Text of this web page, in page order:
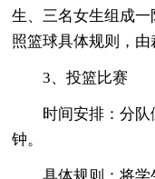
生、三名女生组成
照篮球具体规则，由
3、投篮比赛
时间安排：分队
钟。